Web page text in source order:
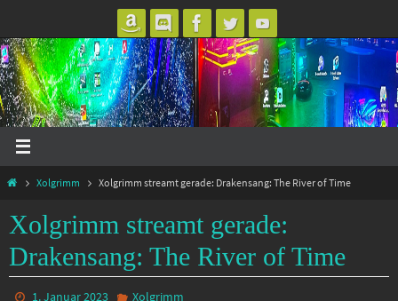
Inhalt
springen
StartXolgrimm Xolgrimm streamt gerade: Drakensang: The River of Time
Xolgrimm streamt gerade:
Drakensang: The River of Time
1. Januar 2023 Xolgrimm